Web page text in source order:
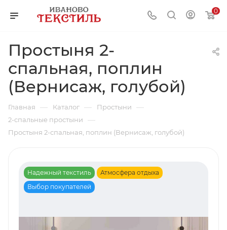
0
Простыня 2-
спальная, поплин
(Вернисаж, голубой)
Главная — Каталог — Простыни —
2-спальные простыни —
Простыня 2-спальная, поплин (Вернисаж, голубой)
Надежный текстиль
Атмосфера отдыха
Выбор покупателей